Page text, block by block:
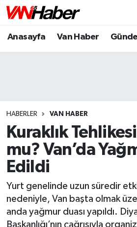
Anasayfa Van Haber
HABERLER VAN HABER
Kuraklık
mu? Van’da
Edildi
Yurt genelinde uzun süredir
nedeniyle, Van başta olmak
anda yağmur duası yapıldı.
Başkanlığı’nın çağrısıyla
Nöbetçi Eczaneler
Puan Durumu ve Fikstür
Tüm Manşetler
Son Dakika Haberleri
Haber Arşivi